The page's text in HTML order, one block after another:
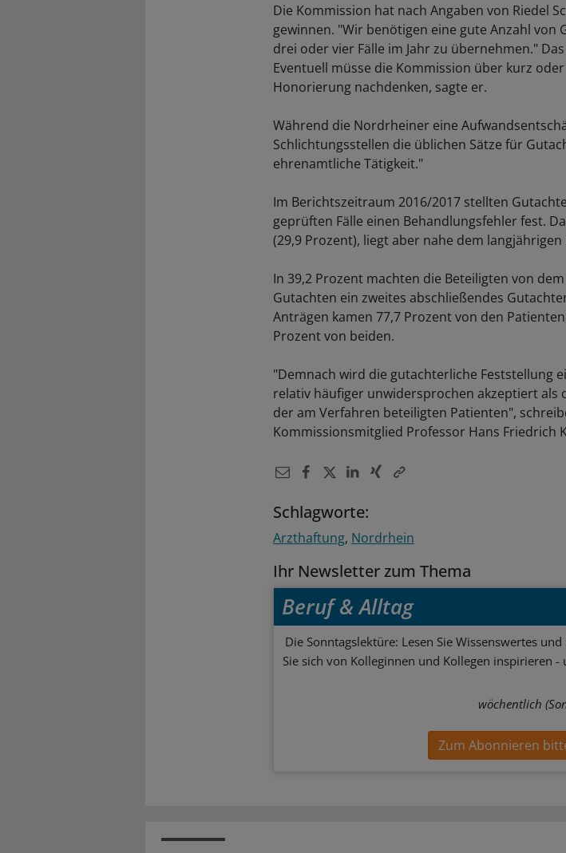
Die Kommission hat nach Angaben von Riedel
gewinnen. "Wir benötigen eine gute Anzahl
drei oder vier Fälle im Jahr zu übernehmen."
Eventuell müsse die Kommission über kurz
Honorierung nachdenken, sagte er.
Während die Nordrheiner eine
Schlichtungsstellen die üblichen Sätze für
ehrenamtliche Tätigkeit."
Im Berichtszeitraum 2016/2017 stellten
geprüften Fälle einen Behandlungsfehler fest.
(29,9 Prozent), liegt aber nahe dem
In 39,2 Prozent machten die Beteiligten von
Gutachten ein zweites abschließendes
Anträgen kamen 77,7 Prozent von den
Prozent von beiden.
"Demnach wird die gutachterliche Feststellung
relativ häufiger unwidersprochen akzeptiert als
der am Verfahren beteiligten Patienten",
Kommissionsmitglied Professor Hans Friedrich
Schlagworte:
Arzthaftung Nordrhein
Ihr Newsletter zum Thema
Beruf & Alltag
Die Sonntagslektüre: Lesen Sie Wissenswertes
Sie sich von Kolleginnen und Kollegen inspirieren
wöchentlich
Zum Abonnieren